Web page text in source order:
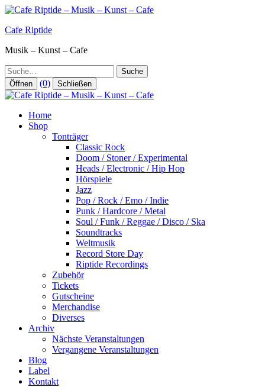
Zum
springen
Cafe Riptide
Musik – Kunst – Cafe
Suche
Öffnen (0) Schließen
Home
Shop
Tonträger
Classic Rock
Doom / Stoner / Experimental
Heads / Electronic / Hip Hop
Hörspiele
Jazz
Pop / Rock / Emo / Indie
Punk / Hardcore / Metal
Soul / Funk / Reggae / Disco / Ska
Soundtracks
Weltmusik
Record Store Day
Riptide Recordings
Zubehör
Tickets
Gutscheine
Merchandise
Diverses
Archiv
Nächste Veranstaltungen
Vergangene Veranstaltungen
Blog
Label
Kontakt